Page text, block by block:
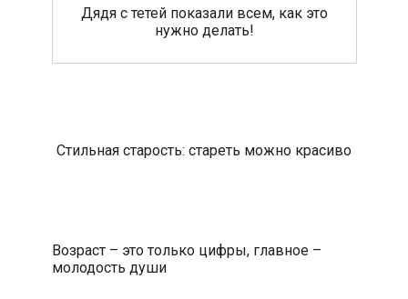
Дядя с тетей показали всем, как это
нужно делать!
Стильная старость: стареть можно красиво
Возраст – это только цифры, главное –
молодость души